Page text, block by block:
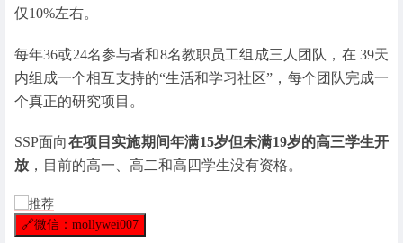
仅10%左右。
每年36或24名参与者和8名教职员工组成三人团队，在 39天
内组成一个相互支持的“生活和学习社区”，每个团队完成一
个真正的研究项目。
SSP面向在项目实施期间年满15岁但未满19岁的高三学生开
放 ，目前的高一、高二和高四学生没有资格。
🔗微信：mollywei007